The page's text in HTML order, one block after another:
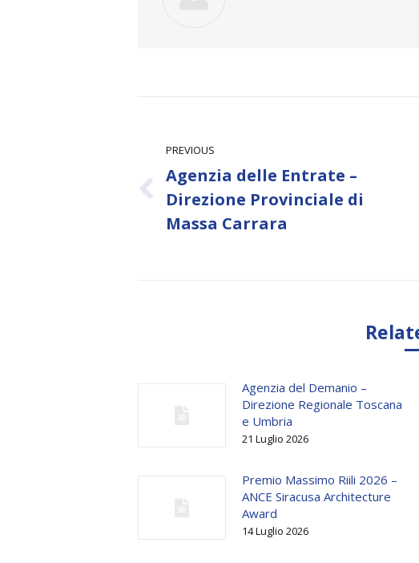
PREVIOUS
Previous
Agenzia delle Entrate –
Direzione Provinciale di
Massa Carrara
Agenzia del Demanio –
Direzione Regionale Toscana
e Umbria
21 Luglio 2026
Premio Massimo Riili 2026 –
ANCE Siracusa Architecture
Award
14 Luglio 2026